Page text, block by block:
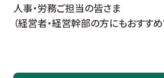
人事・労務ご担当の皆さま
（経営者・経営幹部の方にもおすすめ